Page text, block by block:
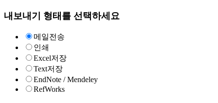
내보내기 형태를 선택하세요
메일전송
인쇄
Excel저장
Text저장
EndNote / Mendeley
RefWorks